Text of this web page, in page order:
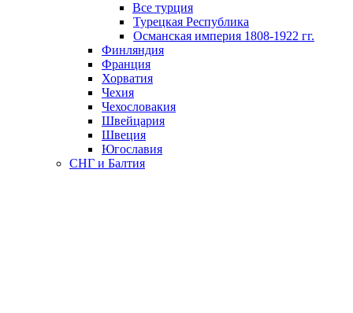
Все турция
Турецкая Республика
Османская империя 1808-1922 гг.
Финляндия
Франция
Хорватия
Чехия
Чехословакия
Швейцария
Швеция
Югославия
СНГ и Балтия